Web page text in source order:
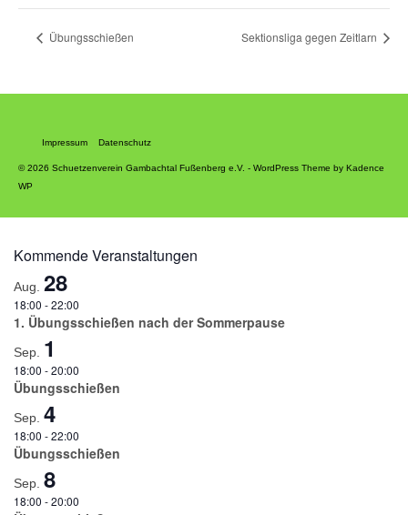
Übungsschießen Sektionsliga gegen Zeitlarn
Impressum Datenschutz
© 2026 Schuetzenverein Gambachtal Fußenberg e.V. - WordPress Theme by Kadence
WP
Kommende Veranstaltungen
Aug. 28
18:00 -22:00
1. Übungsschießen nach der Sommerpause
Sep. 1
18:00 -20:00
Übungsschießen
Sep. 4
18:00 -22:00
Übungsschießen
Sep. 8
18:00 -20:00